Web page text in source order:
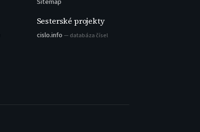
Sesterské projekty
cislo.info — databáza čísel